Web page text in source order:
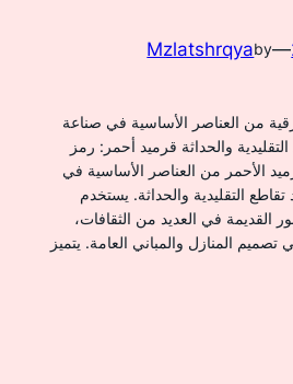
—
by
Mzlatshrqya
من العناصر الأساسية في صناعة
والحداثة قرميد أحمر: رمز
الأحمر من العناصر الأساسية في
التقليدية والحداثة. يستخدم
القديمة في العديد من الثقافات،
المنازل والمباني العامة. يتميز